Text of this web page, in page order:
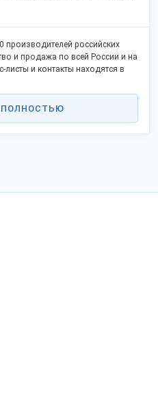
производителей российских
и продажа по всей России и на
листы и контакты находятся в
ПОЛНОСТЬЮ